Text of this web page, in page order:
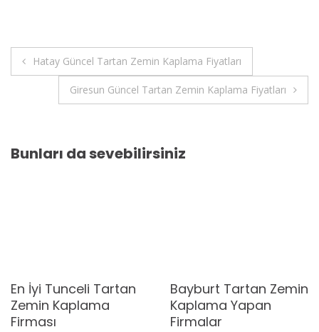
Yazı
gezinmesi
Hatay Güncel Tartan Zemin Kaplama Fiyatları
Giresun Güncel Tartan Zemin Kaplama Fiyatları
Bunları da sevebilirsiniz
En İyi Tunceli Tartan
Zemin Kaplama
Firması
Bayburt Tartan Zemin
Kaplama Yapan
Firmalar